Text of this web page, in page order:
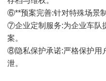
⑥**预案完善:针对特殊场景
⑦企业定制服务:为企业车队
案。
⑧隐私保护承诺:严格保护用
泄。